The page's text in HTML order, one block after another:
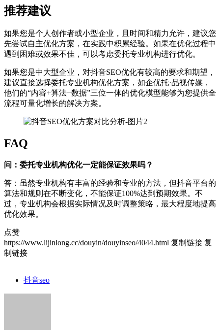
推荐建议
如果您是个人创作者或小型企业，且时间和精力允许，建议您
先尝试自主优化方案，在实践中积累经验。如果在优化过程中
遇到困难或效果不佳，可以考虑委托专业机构进行优化。
如果您是中大型企业，对抖音SEO优化有较高的要求和期望，
建议直接选择委托专业机构优化方案，如企优托·品视传媒，
他们的“内容+算法+数据”三位一体的优化模型能够为您提供全
流程可量化增长的解决方案。
FAQ
问：委托专业机构优化一定能保证效果吗？
答：虽然专业机构有丰富的经验和专业的方法，但抖音平台的
算法和规则在不断变化，不能保证100%达到预期效果。不
过，专业机构会根据实际情况及时调整策略，最大程度地提高
优化效果。
点赞
https://www.lijinlong.cc/douyin/douyinseo/4044.html 复制链接 复
制链接
抖音seo